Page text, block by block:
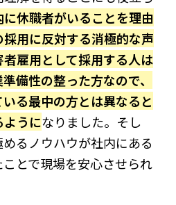
に休職者がいることを理由
用に反対する消極的な声
雇用として採用する人は
備性の整った方なので、
る最中の方とは異なると
ようになりました。そし
るノウハウが社内にある
とで現場を安心させられ